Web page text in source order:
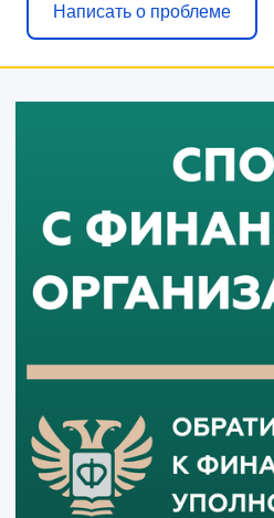
Написать о проблеме